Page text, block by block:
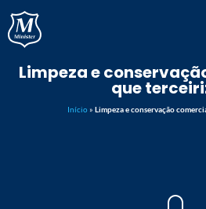
Limpeza e
que
Início » Limpeza e conservação